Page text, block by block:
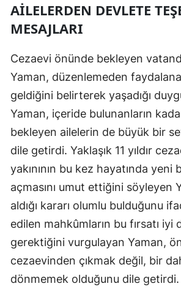
AILELERDEN DEVLETE
MESAJLARI
Cezaevi önünde bekleyen
Yaman, düzenlemeden
geldiğini belirterek yaşadığı
Yaman, içeride bulunanların
bekleyen ailelerin de büyük bir
dile getirdi. Yaklaşık 11 yıldır
yakınının bu kez hayatında yeni
açmasını umut ettiğini söyleyen
aldığı kararı olumlu bulduğunu
edilen mahkûmların bu fırsatı iyi
gerektiğini vurgulayan Yaman,
cezaevinden çıkmak değil, bir
dönmemek olduğunu dile getirdi.